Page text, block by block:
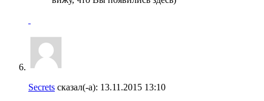
Secrets сказал(-а): 13.11.2015 13:10